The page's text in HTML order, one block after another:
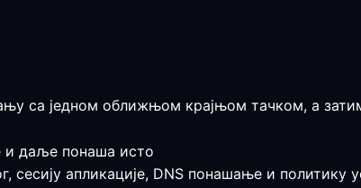
са једном оближњом крајњом тачком, а
и даље понаша исто
сесију апликације, DNS понашање и политику